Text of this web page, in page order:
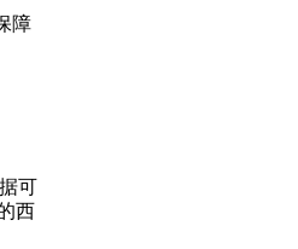
障
可
西